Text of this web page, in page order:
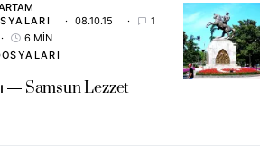
08.10.15
1
6 MIN
Samsun Lezzet